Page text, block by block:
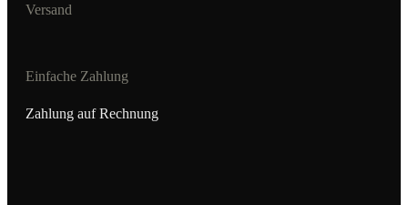
Versand
Einfache Zahlung
Zahlung auf Rechnung